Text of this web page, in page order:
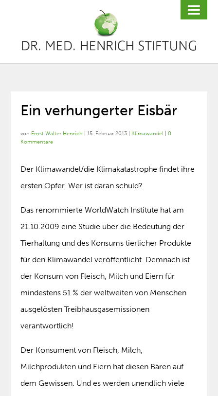
Ein verhungerter Eisbär
von Ernst Walter Henrich |15. Februar 2013 Klimawandel |0
Kommentare
Der Klimawandel/die Klimakatastrophe findet ihre
ersten Opfer. Wer ist daran schuld?
Das renommierte WorldWatch Institute hat am
21.10.2009 eine Studie über die Bedeutung der
Tierhaltung und des Konsums tierlicher Produkte
für den Klimawandel veröffentlicht. Demnach ist
der Konsum von Fleisch, Milch und Eiern für
mindestens 51 % der weltweiten von Menschen
ausgelösten Treibhausgasemissionen
verantwortlich!
Der Konsument von Fleisch, Milch,
Milchprodukten und Eiern hat diesen Bären auf
dem Gewissen. Und es werden unendlich viele